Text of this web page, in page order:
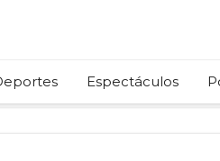
Espectáculos